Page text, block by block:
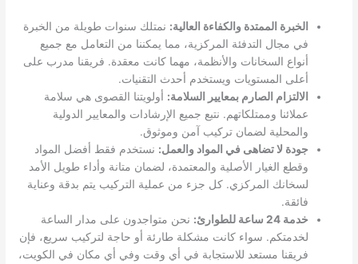
الخبرة الممتدة والكفاءة العالية: نمتلك سنوات طويلة من الخبرة
في مجال التدفئة المركزية، مما يمكننا من التعامل مع جميع
أنواع السخانات والأنظمة، مهما كانت معقدة. فريقنا مدرب على
أعلى المستويات ويستخدم أحدث التقنيات.
الالتزام الصارم بمعايير السلامة: أولويتنا القصوى هي سلامة
عملائنا وممتلكاتهم. نتبع جميع الإرشادات والمعايير الدولية
والمحلية لضمان تركيب آمن وموثوق.
جودة لا تضاهى في المواد والعمل: نستخدم فقط أفضل المواد
وقطع الغيار الأصلية والمعتمدة، لضمان متانة وأداء طويل الأمد
لسخانك المركزي. كل جزء من عملية التركيب يتم بدقة وعناية
فائقة.
خدمة 24 ساعة للطوارئ:
نحن متواجدون على مدار الساعة
لخدمتكم. سواء كانت مشكلة طارئة أو حاجة لتركيب سريع، فإن
فريقنا مستعد للاستجابة في أي وقت وفي أي مكان في الكويت،